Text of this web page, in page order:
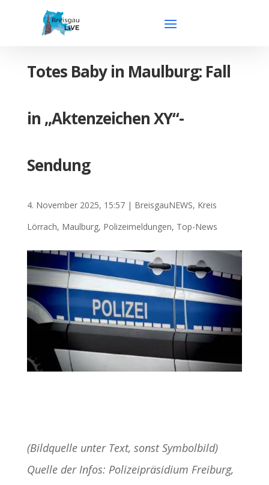
Totes Baby in Maulburg: Fall
in „Aktenzeichen XY“-
Sendung
4. November 2025, 15:57| BreisgauNEWS, Kreis
Lörrach, Maulburg, Polizeimeldungen, Top-News
(Bildquelle unter Text, sonst Symbolbild)
Quelle der Infos: Polizeipräsidium Freiburg,